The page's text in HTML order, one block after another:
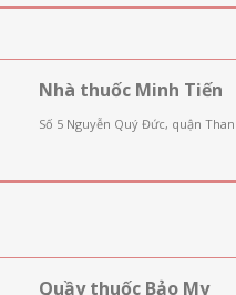
Nhà thuốc Minh Tiến
Số 5 Nguyễn Quý Đức, quận
Quầy thuốc Bảo My